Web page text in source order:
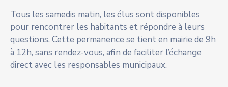
Tous les samedis matin, les élus sont disponibles
pour rencontrer les habitants et répondre à leurs
questions. Cette permanence se tient en mairie de 9h
à 12h, sans rendez-vous, afin de faciliter l’échange
direct avec les responsables municipaux.